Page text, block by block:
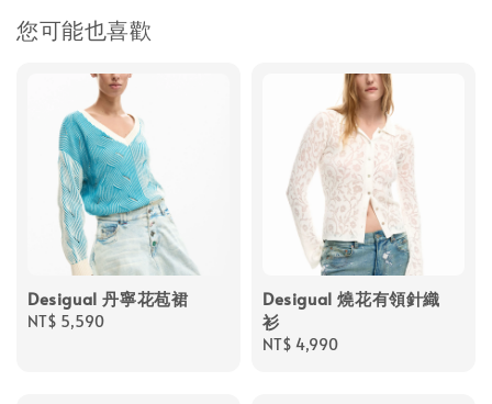
您可能也喜歡
Desigual 丹寧花苞裙
Regular
NT$ 5,590
Desigual 燒花有領針織
衫
Regular
NT$ 4,990